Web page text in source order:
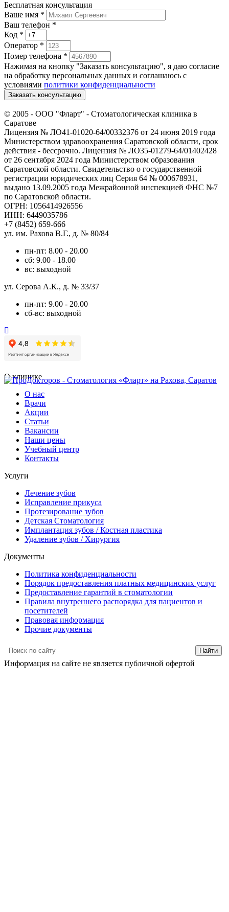
Бесплатная консультация
Ваше имя *
Ваш телефон *
Код *
Оператор *
Номер телефона *
Нажимая на кнопку "Заказать консультацию", я даю согласие
на обработку персональных данных и соглашаюсь c
условиями политики конфиденциальности
Заказать консультацию
© 2005 - ООО "Фларт" - Стоматологическая клиника в
Саратове
Лицензия № ЛО41-01020-64/00332376 от 24 июня 2019 года
Министерством здравоохранения Саратовской области, срок
действия - бессрочно. Лицензия № ЛО35-01279-64/01402428
от 26 сентября 2024 года Министерством образования
Саратовской области. Свидетельство о государственной
регистрации юридических лиц Серия 64 № 000678931,
выдано 13.09.2005 года Межрайонной инспекцией ФНС №7
по Саратовской области.
ОГРН: 1056414926556
ИНН: 6449035786
+7 (8452) 659-666
ул. им. Рахова В.Г., д. № 80/84
пн-пт: 8.00 - 20.00
сб: 9.00 - 18.00
вс: выходной
ул. Серова А.К., д. № 33/37
пн-пт: 9.00 - 20.00
сб-вс: выходной
О клинике
О нас
Врачи
Акции
Статьи
Вакансии
Наши цены
Учебный центр
Контакты
Услуги
Лечение зубов
Исправление прикуса
Протезирование зубов
Детская Стоматология
Имплантация зубов / Костная пластика
Удаление зубов / Хирургия
Документы
Политика конфиденциальности
Порядок предоставления платных медицинских услуг
Предоставление гарантий в стоматологии
Правила внутреннего распорядка для пациентов и
посетителей
Правовая информация
Прочие документы
Информация на сайте не является публичной офертой